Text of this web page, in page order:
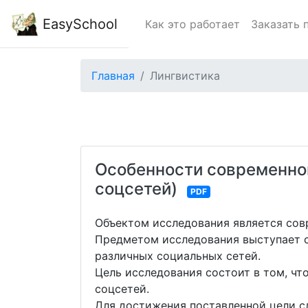
EasySchool Как это работает Заказать
Главная Лингвистика
Особенности
соцсетей)
PDF
Объектом исследования является
Предметом исследования
различных социальных сетей.
Цель исследования состоит в том,
соцсетей.
Для достижения поставленной цели